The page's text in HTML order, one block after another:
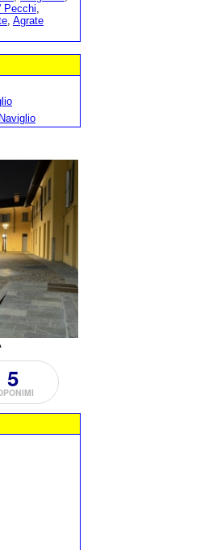
Pecchi,
, Agrate
5